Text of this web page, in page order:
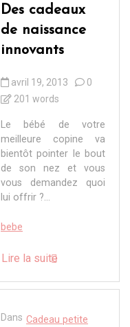
Des cadeaux
de naissance
innovants
avril 19, 2013
0
201 words
Le bébé de votre
meilleure copine va
bientôt pointer le bout
de son nez et vous
vous demandez quoi
lui offrir ?...
bebe
Lire la suite
Dans Cadeau petite